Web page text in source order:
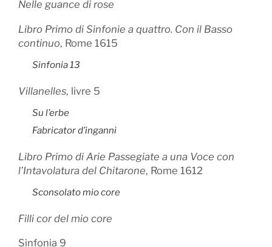
Nelle guance di rose
Libro Primo di Sinfonie a quattro. Con il Basso
continuo, Rome 1615
Sinfonia 13
Villanelles, livre 5
Su l’erbe
Fabricator d’inganni
Libro Primo di Arie Passegiate a una Voce con
l’Intavolatura del Chitarone, Rome 1612
Sconsolato mio core
Filli cor del mio core
Sinfonia 9